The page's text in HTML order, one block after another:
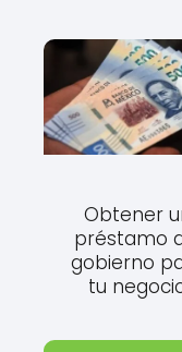
Obtener
préstamo
gobierno
tu